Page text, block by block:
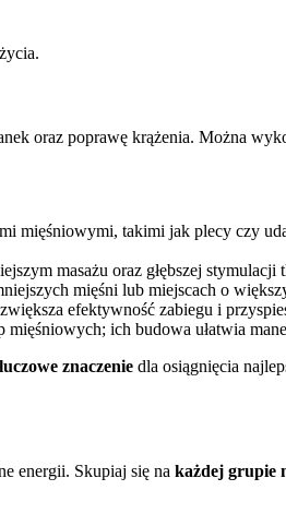
oraz poprawę krążenia. Można
mięśniowymi, takimi jak plecy czy
masażu oraz głębszej
mięśni lub miejscach o
efektywność zabiegu i
ich budowa ułatwia
znaczenie dla osiągnięcia
energii. Skupiaj się na każdej grupie